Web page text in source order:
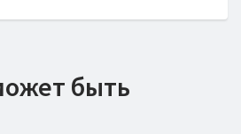
быть